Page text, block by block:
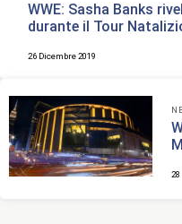
WWE: Sasha Banks
durante il Tour
26 Dicembre 2019
28